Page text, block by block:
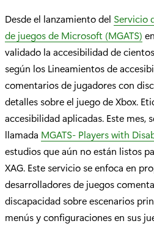
Desde el lanzamiento del Servicio
de juegos de Microsoft (MGATS)
validado la accesibilidad de
según los Lineamientos de
comentarios de jugadores con
detalles sobre el juego de Xbox.
accesibilidad aplicadas. Este mes,
llamada MGATS- Players with
estudios que aún no están listos
XAG. Este servicio se enfoca en
desarrolladores de juegos
discapacidad sobre escenarios
menús y configuraciones en sus